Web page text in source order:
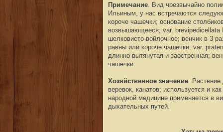
Примечание. Вид чрезвычайно
Ильиным, у нас встречаются
короче чашечки; основание
возвышающееся; var. brevipedicellata
шелковисто-войлочное; венчик в 3
равны или короче чашечки; var.
длинно вытянутая и заостренная;
чашечки.
Хозяйственное значение. Растение
веревок, канатов; используется и
народной медицине применяется в
дыхательных путей.